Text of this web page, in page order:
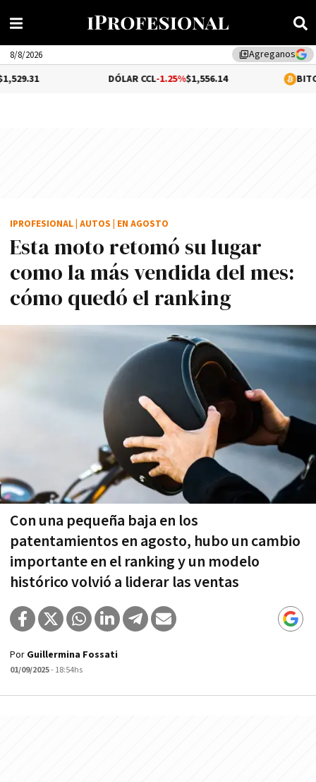
library_addAgreganos
8/8/2026
-1.25%$1,556.14 0.12%
Esta moto retomó su lugar
como la más vendida del mes:
cómo quedó el ranking
Con una pequeña baja en los
patentamientos en agosto, hubo un cambio
importante en el ranking y un modelo
histórico volvió a liderar las ventas
IPROFESIONAL AUTOS EN AGOSTO
Por Guillermina Fossati
01/09/2025- 18:54hs